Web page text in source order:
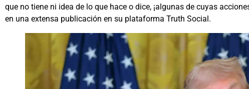
que no tiene ni idea de lo que hace o dice, ¡algunas de cuyas
en una extensa publicación en su plataforma Truth Social.